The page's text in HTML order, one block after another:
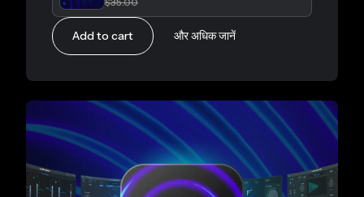
Add to cart और अधिक जानें